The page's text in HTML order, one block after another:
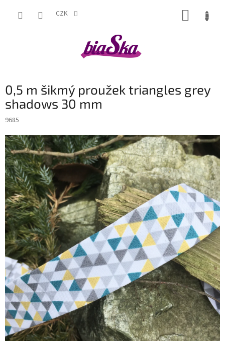
CZK
0,5 m šikmý proužek triangles grey
shadows 30 mm
9685